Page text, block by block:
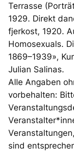
Terrasse
1929. Direkt
fjerkost, 1920.
Homosexuals.
1869–1939»,
Julian Salinas.
Alle Angaben
vorbehalten:
sind